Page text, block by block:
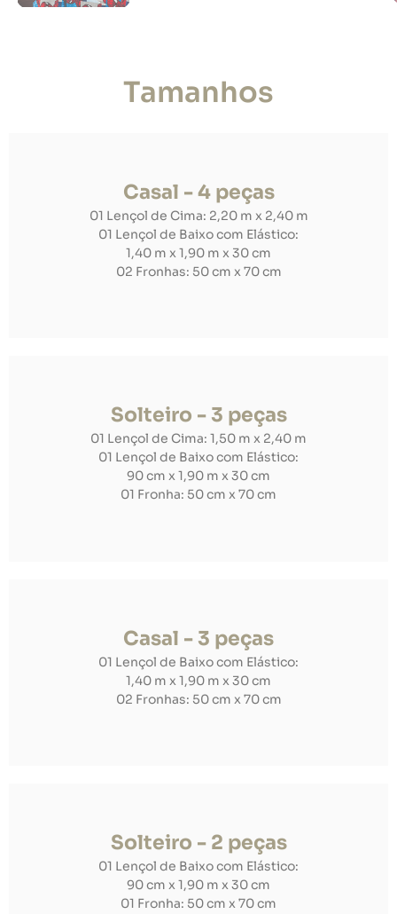
Tamanhos
Casal - 4 peças
01 Lençol de Cima: 2,20 m x 2,40 m
01 Lençol de Baixo com Elástico:
1,40 m x 1,90 m x 30 cm
02 Fronhas: 50 cm x 70 cm
Solteiro - 3 peças
01 Lençol de Cima: 1,50 m x 2,40 m
01 Lençol de Baixo com Elástico:
90 cm x 1,90 m x 30 cm
01 Fronha: 50 cm x 70 cm
Casal - 3 peças
01 Lençol de Baixo com Elástico:
1,40 m x 1,90 m x 30 cm
02 Fronhas: 50 cm x 70 cm
Solteiro - 2 peças
01 Lençol de Baixo com Elástico:
90 cm x 1,90 m x 30 cm
01 Fronha: 50 cm x 70 cm